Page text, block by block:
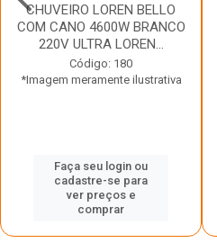
CHUVEIRO LOREN BELLO
COM CANO 4600W BRANCO
220V ULTRA LOREN...
Código: 180
*Imagem meramente ilustrativa
Faça seu login ou
cadastre-se para
ver preços e
comprar